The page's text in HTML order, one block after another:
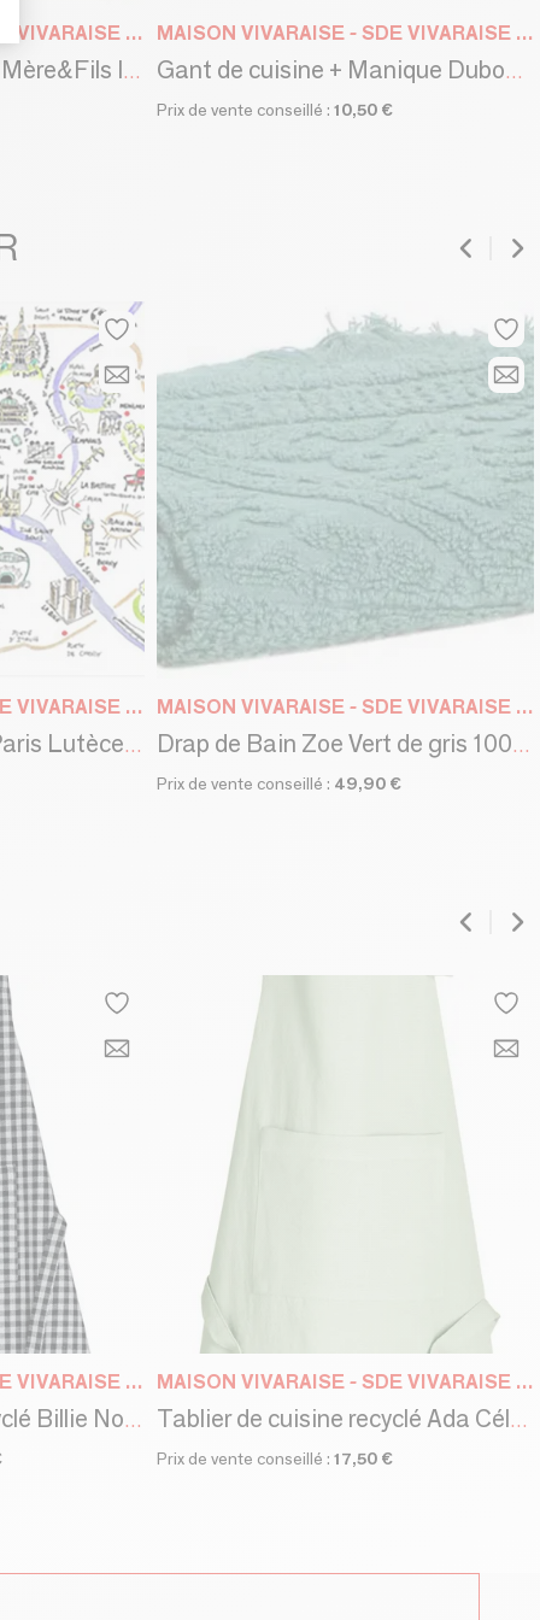
MAISON VIVARAISE - SDE VIVARAISE WINKLER
Carré éponge Dubout Mère&Fils Ivoire 50 x 50
MAISON VIVARAISE - SDE VIVARAISE WINKLER
Gant de cuisine + Manique Dubout Chat Papillon Beige 18 x 28
Prix de vente conseillé : 10,50 €
MAISON VIVARAISE - SDE VIVARAISE WINKLER
Set de Table Dessin Paris Lutèce 45 X 30
MAISON VIVARAISE - SDE VIVARAISE WINKLER
Drap de Bain Zoe Vert de gris 100 x 180
Prix de vente conseillé : 49,90 €
MAISON VIVARAISE - SDE VIVARAISE WINKLER
Tablier de cuisine recyclé Billie Noir/gris 80 x 85
MAISON VIVARAISE - SDE VIVARAISE WINKLER
Tablier de cuisine recyclé Ada Céladon 72 x 85
Prix de vente conseillé : 17,50 €